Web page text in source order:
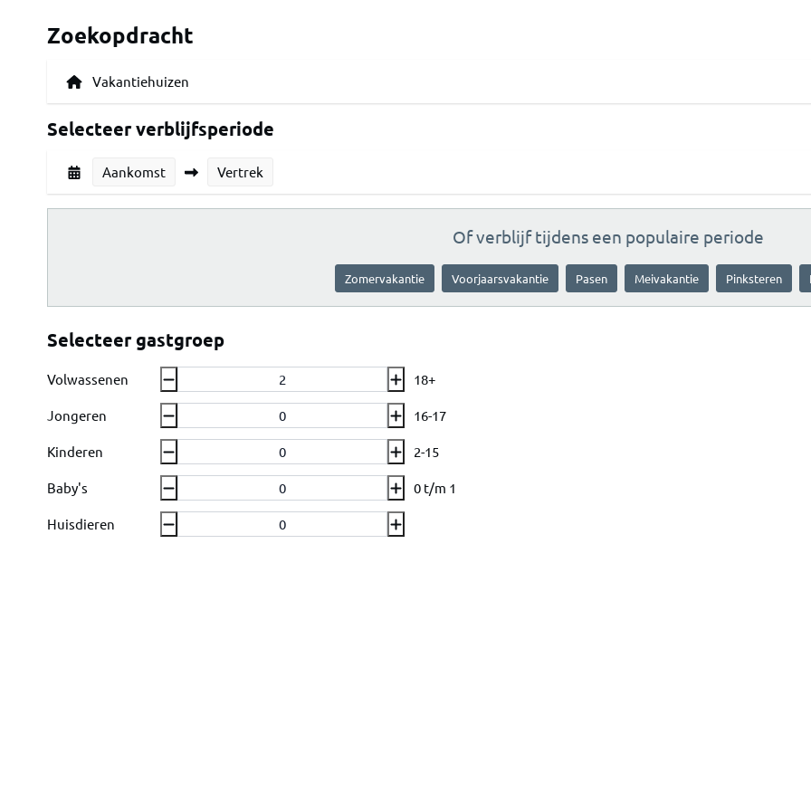
Zoekopdracht
Selecteer verblijfsperiode
Aankomst Vertrek
Of verblijf tijdens een populaire periode
Zomervakantie Voorjaarsvakantie Pasen Meivakantie Pinksteren
Selecteer gastgroep
Volwassenen 18+
Jongeren 16-17
Kinderen 2-15
Baby's 0 t/m 1
Huisdieren